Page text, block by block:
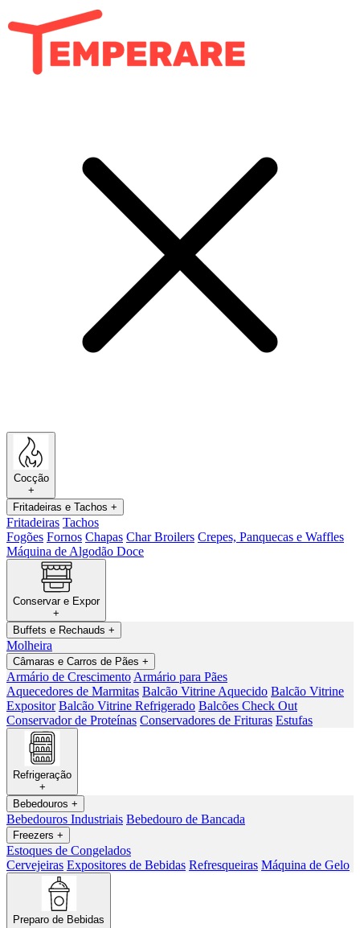
Cocção
+
Fritadeiras e Tachos +
Fritadeiras Tachos
Fogões Fornos Chapas Char Broilers Crepes, Panquecas e Waffles
Máquina de Algodão Doce
Conservar e Expor
+
Buffets e Rechauds +
Molheira
Câmaras e Carros de Pães +
Armário de Crescimento Armário para Pães
Aquecedores de Marmitas Balcão Vitrine Aquecido Balcão Vitrine
Expositor Balcão Vitrine Refrigerado Balcões Check Out
Conservador de Proteínas Conservadores de Frituras Estufas
Refrigeração
+
Bebedouros +
Bebedouros Industriais Bebedouro de Bancada
Freezers +
Estoques de Congelados
Cervejeiras Expositores de Bebidas Refresqueiras Máquina de Gelo
Preparo de Bebidas